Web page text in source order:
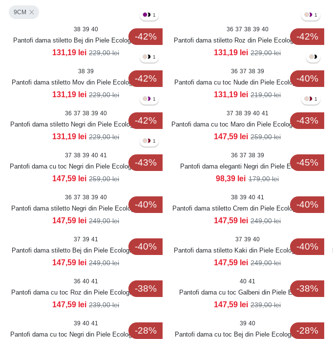
9CM
-42%
1
38 39 40
Pantofi dama stiletto Bej din Piele Ecologica Roslin
131,19 lei 229,00lei
-42%
1
36 37 38 39 40
Pantofi dama stiletto Roz din Piele Ecologica Roslin
131,19 lei 229,00lei
-42%
1
38 39
Pantofi dama stiletto Mov din Piele Ecologica Roslin
131,19 lei 229,00lei
-40%
36 37 38 39
Pantofi dama cu toc Nude din Piele Ecologica Crina
131,19 lei 219,00lei
-42%
1
36 37 38 39 40
Pantofi dama stiletto Negri din Piele Ecologica Roslin
131,19 lei 229,00lei
-43%
1
37 38 39 40 41
Pantofi dama cu toc Maro din Piele Ecologica Lacuita
Sanoya
147,59 lei 259,00lei
-43%
1
37 38 39 40 41
Pantofi dama cu toc Negri din Piele Ecologica Lacuita
Sanoya
147,59 lei 259,00lei
-45%
36 37 38 39
Pantofi dama eleganti Negri din Piele Ecologica
Samrey
98,39 lei 179,00lei
-40%
36 37 38 39 40
Pantofi dama stiletto Negri din Piele Ecologica Anrye
147,59 lei 249,00lei
-40%
38 39 40 41
Pantofi dama stiletto Crem din Piele Ecologica Anrye
147,59 lei 249,00lei
-40%
37 39 41
Pantofi dama stiletto Bej din Piele Ecologica Lacuita
Anrye
147,59 lei 249,00lei
-40%
37 39 40
Pantofi dama stiletto Kaki din Piele Ecologica Anrye
147,59 lei 249,00lei
-38%
36 40 41
Pantofi dama cu toc Roz din Piele Ecologica Lacuita
Ralzy
147,59 lei 239,00lei
-38%
40 41
Pantofi dama cu toc Galbeni din Piele Ecologica
Lacuita Ralzy
147,59 lei 239,00lei
-28%
39 40 41
Pantofi dama cu toc Negri din Piele Ecologica Aleksa -28%
39 40
Pantofi dama cu toc Bej din Piele Ecologica Aleksa